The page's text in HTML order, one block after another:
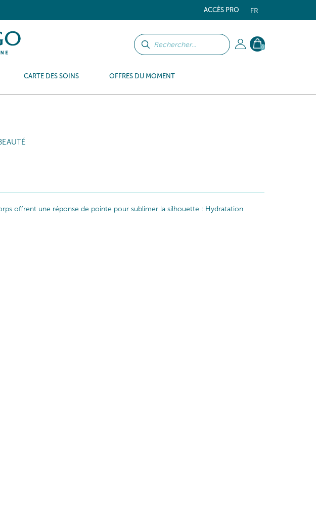
FR
ACCÈS PRO
0
CARTE DES SOINS OFFRES DU MOMENT
offrent une réponse de pointe pour sublimer la silhouette : Hydratation